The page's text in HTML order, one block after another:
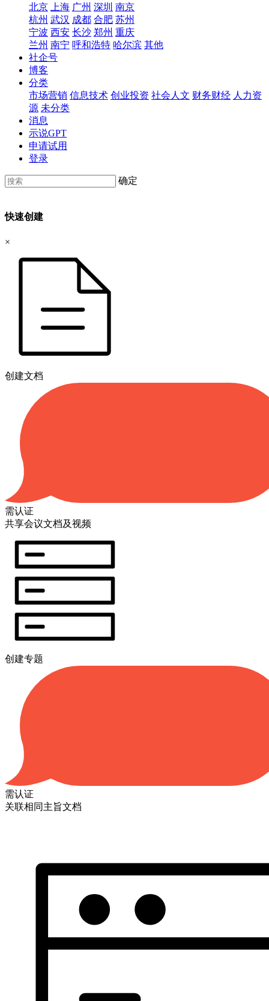
北京
上海 广州 深圳 南京
杭州 武汉 成都 合肥 苏州
宁波 西安 长沙 郑州 重庆
兰州 南宁 呼和浩特 哈尔滨 其他
社企号
博客
分类
市场营销 信息技术 创业投资 社会人文 财务财经 人力资
源 未分类
消息
示说GPT
申请试用
登录
确定
快速创建
×
创建文档
需认证
共享会议文档及视频
创建专题
需认证
关联相同主旨文档